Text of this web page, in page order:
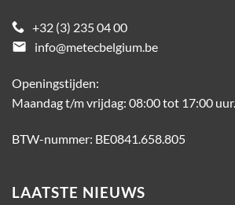
+32 (3) 235 04 00
email
info@metecbelgium.be
Openingstijden:
Maandag t/m vrijdag: 08:00 tot 17:00 uur.
BTW-nummer: BE0841.658.805
LAATSTE NIEUWS